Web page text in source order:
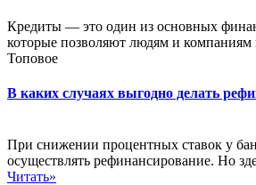
Кредиты — это один из основных
которые позволяют людям и компаниям
Топовое
В каких случаях выгодно делать
При снижении процентных ставок у
осуществлять рефинансирование. Но
Читать»